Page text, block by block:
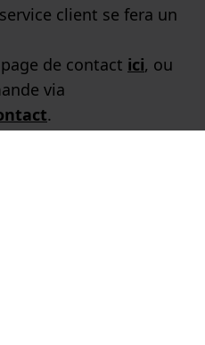
client se fera un
de contact ici, ou
via
.